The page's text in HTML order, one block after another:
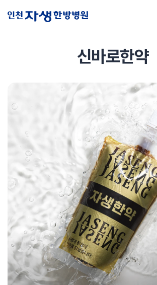
#초음파약침 #척추압박골절
#교통사고후유증 #허리디스크
신바로한약